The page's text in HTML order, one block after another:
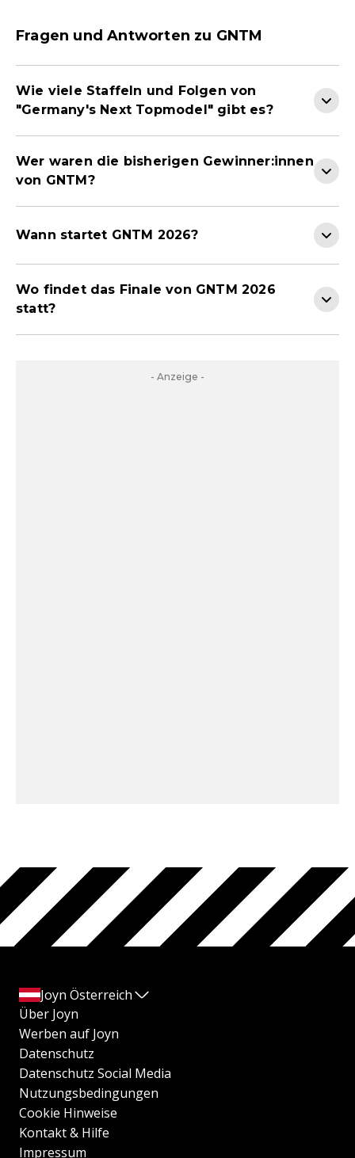
Fragen und Antworten zu GNTM
Wie viele Staffeln und Folgen von
"Germany's Next Topmodel" gibt es?
Wer waren die bisherigen Gewinner:innen
von GNTM?
Wann startet GNTM 2026?
Wo findet das Finale von GNTM 2026
statt?
- Anzeige -
Joyn Österreich
Über Joyn
Werben auf Joyn
Datenschutz
Datenschutz Social Media
Nutzungsbedingungen
Cookie Hinweise
Kontakt & Hilfe
Impressum